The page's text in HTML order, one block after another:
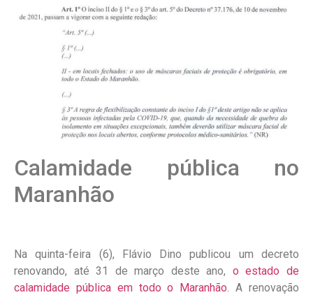
Calamidade pública no
Maranhão
Na quinta-feira (6), Flávio Dino publicou um decreto
renovando, até 31 de março deste ano, o estado de
calamidade pública em todo o Maranhão . A renovação